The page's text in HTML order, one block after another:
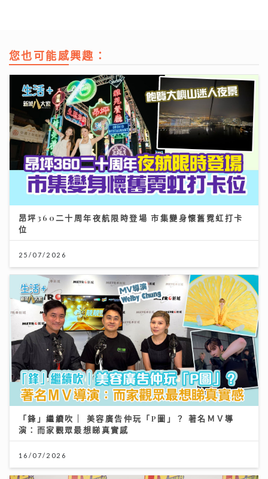
您也可能感興趣：
昂坪360二十周年夜航限時登場 市集變身懷舊霓虹打卡
位
25/07/2026
「鋒」繼續吹 | 美容廣告仲玩「P圖」？ 著名ＭＶ導
演：而家觀眾最想睇真實感
16/07/2026